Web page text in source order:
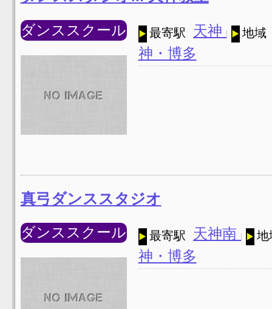
ダンススクール 最寄駅 天神 地域
神・博多
真弓ダンススタジオ
ダンススクール 最寄駅 天神南 地
神・博多